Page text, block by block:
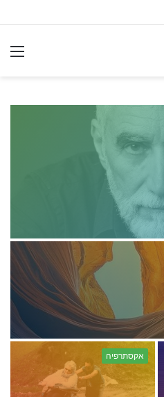
אקסתרפיה